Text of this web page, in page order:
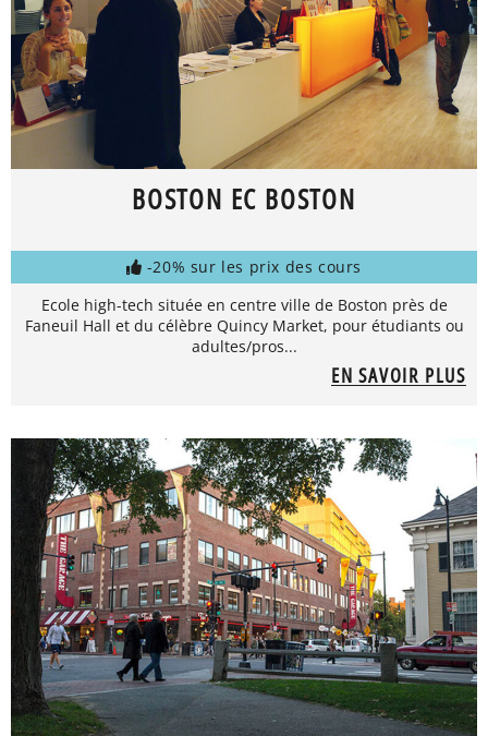
BOSTON EC BOSTON
-20% sur les prix des cours
Ecole high-tech située en centre ville de Boston près de
Faneuil Hall et du célèbre Quincy Market, pour étudiants ou
adultes/pros...
EN SAVOIR PLUS